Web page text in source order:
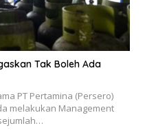
Tak Boleh Ada
PT Pertamina (Persero)
melakukan Management